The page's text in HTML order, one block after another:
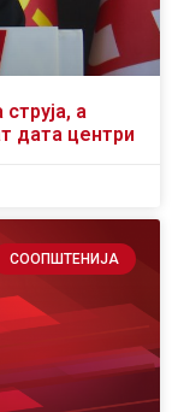
а
дата центри
СООПШТЕНИЈА